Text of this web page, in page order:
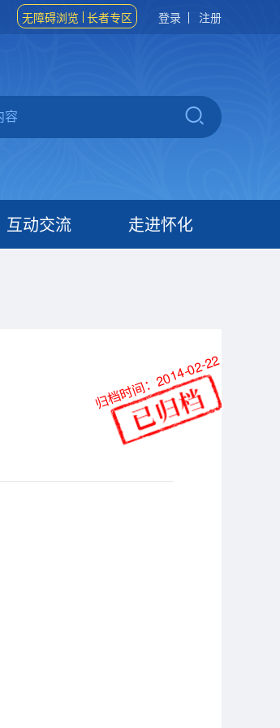
无障碍浏览 长者专区 登录 注册
互动交流 走进怀化
归档时间：2014-02-22